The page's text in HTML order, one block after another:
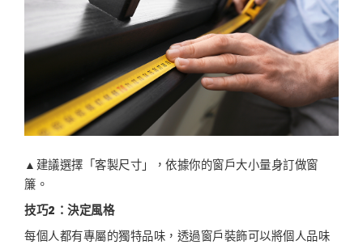
▲建議選擇「客製尺寸」，依據你的窗戶大小量身訂做窗
簾。
技巧2：決定風格
每個人都有專屬的獨特品味，透過窗戶裝飾可以將個人品味